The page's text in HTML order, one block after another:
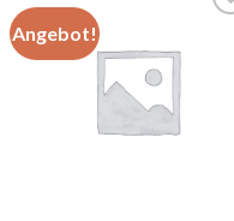
Angebot!